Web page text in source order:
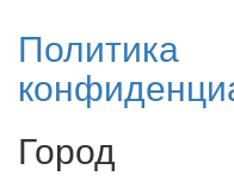
Политика
Город